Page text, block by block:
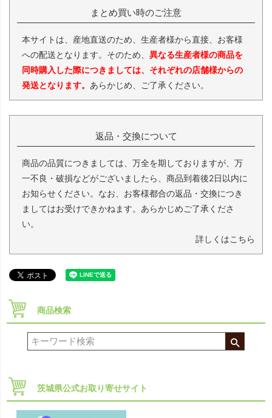
まとめ買い時のご注意
本サイトは、産地直送のため、生産者様から直接、お客様
への配送となります。そのため、 異なる生産者様の商品を
同時購入した際につきましては、それぞれの店舗様からの
発送となります。 あらかじめ、ご了承ください。
返品・交換について
商品の品質につきましては、万全を期しておりますが、万
一不良・破損などがございましたら、商品到着後2日以内に
お知らせください。なお、お客様都合の返品・交換につき
ましてはお受けできかねます。あらかじめご了承くださ
い。
詳しくはこちら
商品検索
茨城県公式お取り寄せサイト